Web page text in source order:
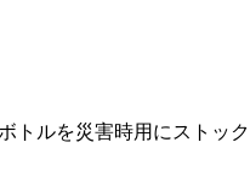
トルを災害時用にストック